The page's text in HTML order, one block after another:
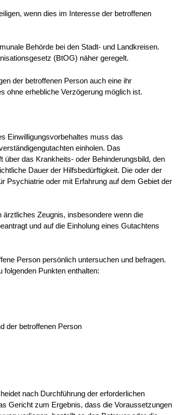
, wenn dies im Interesse der betroffenen
Behörde bei den Stadt- und Landkreisen.
(BtOG) näher geregelt.
der betroffenen Person auch eine ihr
ohne erhebliche Verzögerung möglich ist.
Einwilligungsvorbehaltes muss das
einholen. Das
über das Krankheits- oder Behinderungsbild, den
Dauer der Hilfsbedürftigkeit. Die oder der
Psychiatrie oder mit Erfahrung auf dem Gebiet der
ärztliches Zeugnis, insbesondere wenn die
und auf die Einholung eines Gutachtens
Person persönlich untersuchen und befragen.
Punkten enthalten:
der betroffenen Person
nach Durchführung der erforderlichen
Gericht zum Ergebnis, dass die Voraussetzungen